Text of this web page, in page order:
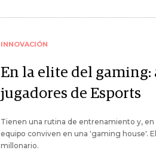
INNOVACIÓN
En la elite del gaming:
jugadores de Esports
Tienen una rutina de entrenamiento y, en
equipo conviven en una 'gaming house'.
millonario.